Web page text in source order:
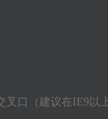
口（建议在IE9以